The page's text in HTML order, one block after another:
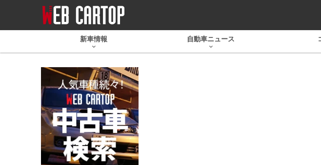
新車情報 自動車ニュース